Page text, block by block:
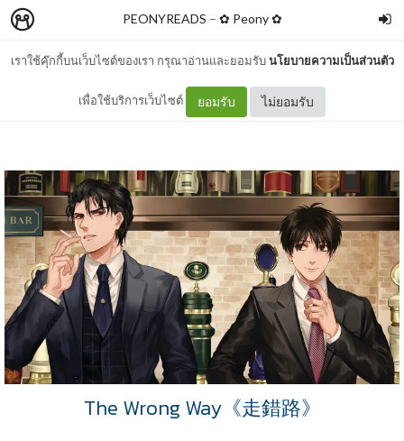
เราใช้คุ๊กกี้บนเว็บไซต์ของเรา กรุณาอ่านและยอมรับนโยบายความเป็นส่วนตัว
เพื่อใช้บริการเว็บไซต์ ยอมรับ ไม่ยอมรับ
PEONYREADS – ✿ Peony ✿
รีวิว The Wrong Way
The Wrong Way《走錯路》